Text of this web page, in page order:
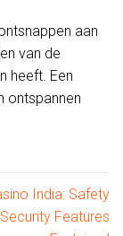
aan
van de
heeft. Een
ontspannen
India: Safety
Features